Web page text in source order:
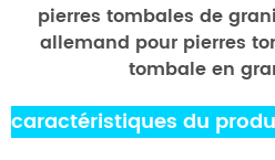
pierres tombales de
allemand pour pierres
tombale en
caractéristiques du